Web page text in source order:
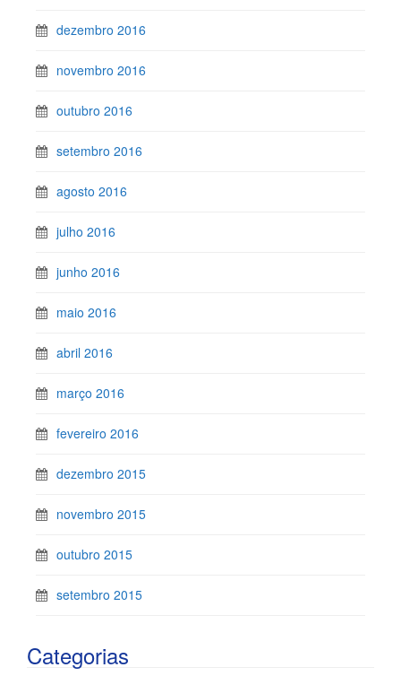
dezembro 2016
novembro 2016
outubro 2016
setembro 2016
agosto 2016
julho 2016
junho 2016
maio 2016
abril 2016
março 2016
fevereiro 2016
dezembro 2015
novembro 2015
outubro 2015
setembro 2015
Categorias